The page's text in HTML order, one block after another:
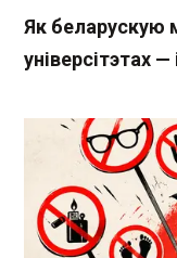
Як беларускую
універсітэтах